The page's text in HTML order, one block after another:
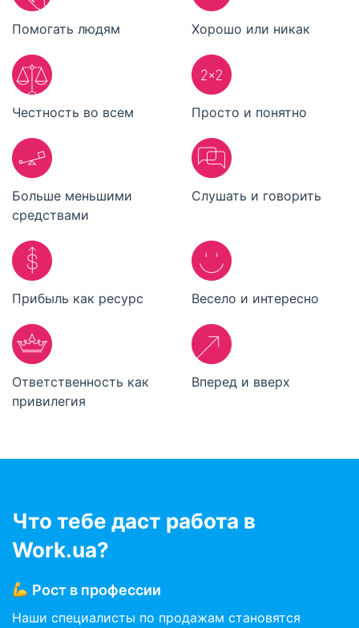
Помогать людям Хорошо или никак
Честность во всем Просто и понятно
Больше меньшими
средствами
Слушать и говорить
Прибыль как ресурс Весело и интересно
Ответственность как
привилегия
Вперед и вверх
Что тебе даст работа в
Work.ua?
Рост в профессии
Наши специалисты по продажам становятся